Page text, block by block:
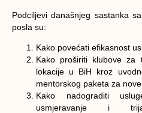
Podciljevi današnjeg sastanka
posla su:
Kako povećati efikasnost
Kako proširiti klubove za
lokacije u BiH kroz
mentorskog paketa za
Kako nadograditi
usmjeravanje i